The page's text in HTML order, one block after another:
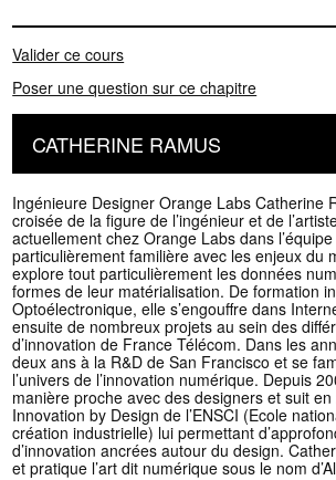
Valider ce cours
Poser une question sur ce chapitre
CATHERINE RAMUS
Ingénieure Designer Orange Labs Catherine
croisée de la figure de l’ingénieur et de
actuellement chez Orange Labs dans
particulièrement familière avec les enjeux du
explore tout particulièrement les données
formes de leur matérialisation. De formation
Optoélectronique, elle s’engouffre dans
ensuite de nombreux projets au sein des
d’innovation de France Télécom. Dans les
deux ans à la R&D de San Francisco et se
l’univers de l’innovation numérique. Depuis
manière proche avec des designers et suit
Innovation by Design de l’ENSCI (Ecole
création industrielle) lui permettant
d’innovation ancrées autour du design.
et pratique l’art dit numérique sous le nom